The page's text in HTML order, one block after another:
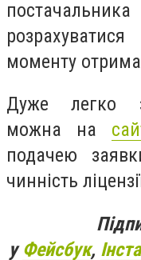
моменту
Дуже легко
можна на
подачею
чинність
уФейсбук,